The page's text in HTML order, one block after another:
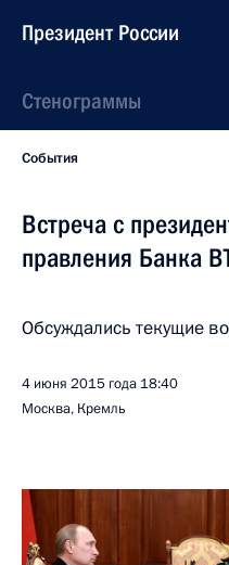
Президент России
Стенограммы
События
Встреча с
правления Банка
Обсуждались текущие
4 июня 2015 года 18:40
Москва, Кремль